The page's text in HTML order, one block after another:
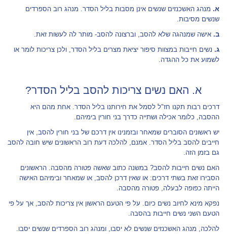
א. מנהג האשכנזים שנשים אינן מסבות בליל הסדר. מנהג רוב הספרדים
שנשים מסיבות.
ב. אישה שמנהגה שלא להסב, וברצונה להסב- מותר לה לעשות זאת.
ג. נשים חייבות במצוות סיפור יציאת מצרים בליל הסדר, ולכן צריכות לומר או
לשמוע את כל ההגדה.
א. האם נשים צריכות להסב בליל הסדר?
דרכים רבות תקנו חז"ל לסמל את חירותנו בליל הסדר. אחת מהם היא
ההסבה, כלומר אכילה ושתייה כדרך בני חורין בימיהם.
יש ראשונים הסוברים שמאחר ובזמנינו אין דרכם של בני חורין להסב, אין
חייבים להסב בליל הסדר. אמנם, להלכה דעת רוב הראשונים שיש חובה להסב
גם בזמן הזה.
האם נשים חייבות להסב? במשנה כתוב שאשה פטורה מהסבה. הראשונים
הסבירו זאת בשתי דרכים: או שאין דרכן להסב, או שמאחר ובימיהם האישה
הייתה כפופה לבעלה, פטורה מהסבה.
נפקא מינא לחיוב נשים כיום. על פי הטעם הראשון אין צריכות להסב, אך על פי
הטעם השני נשים חייבות בהסבה.
להלכה, מנהג האשכנזים שנשים לא יסבו, ומנהג רוב הספרדים שנשים יסבו.